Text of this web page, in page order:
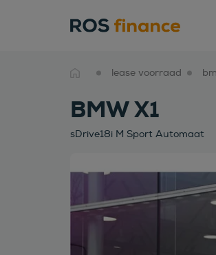
lease voorraad
BMW X1
sDrive18i M Sport Automaat